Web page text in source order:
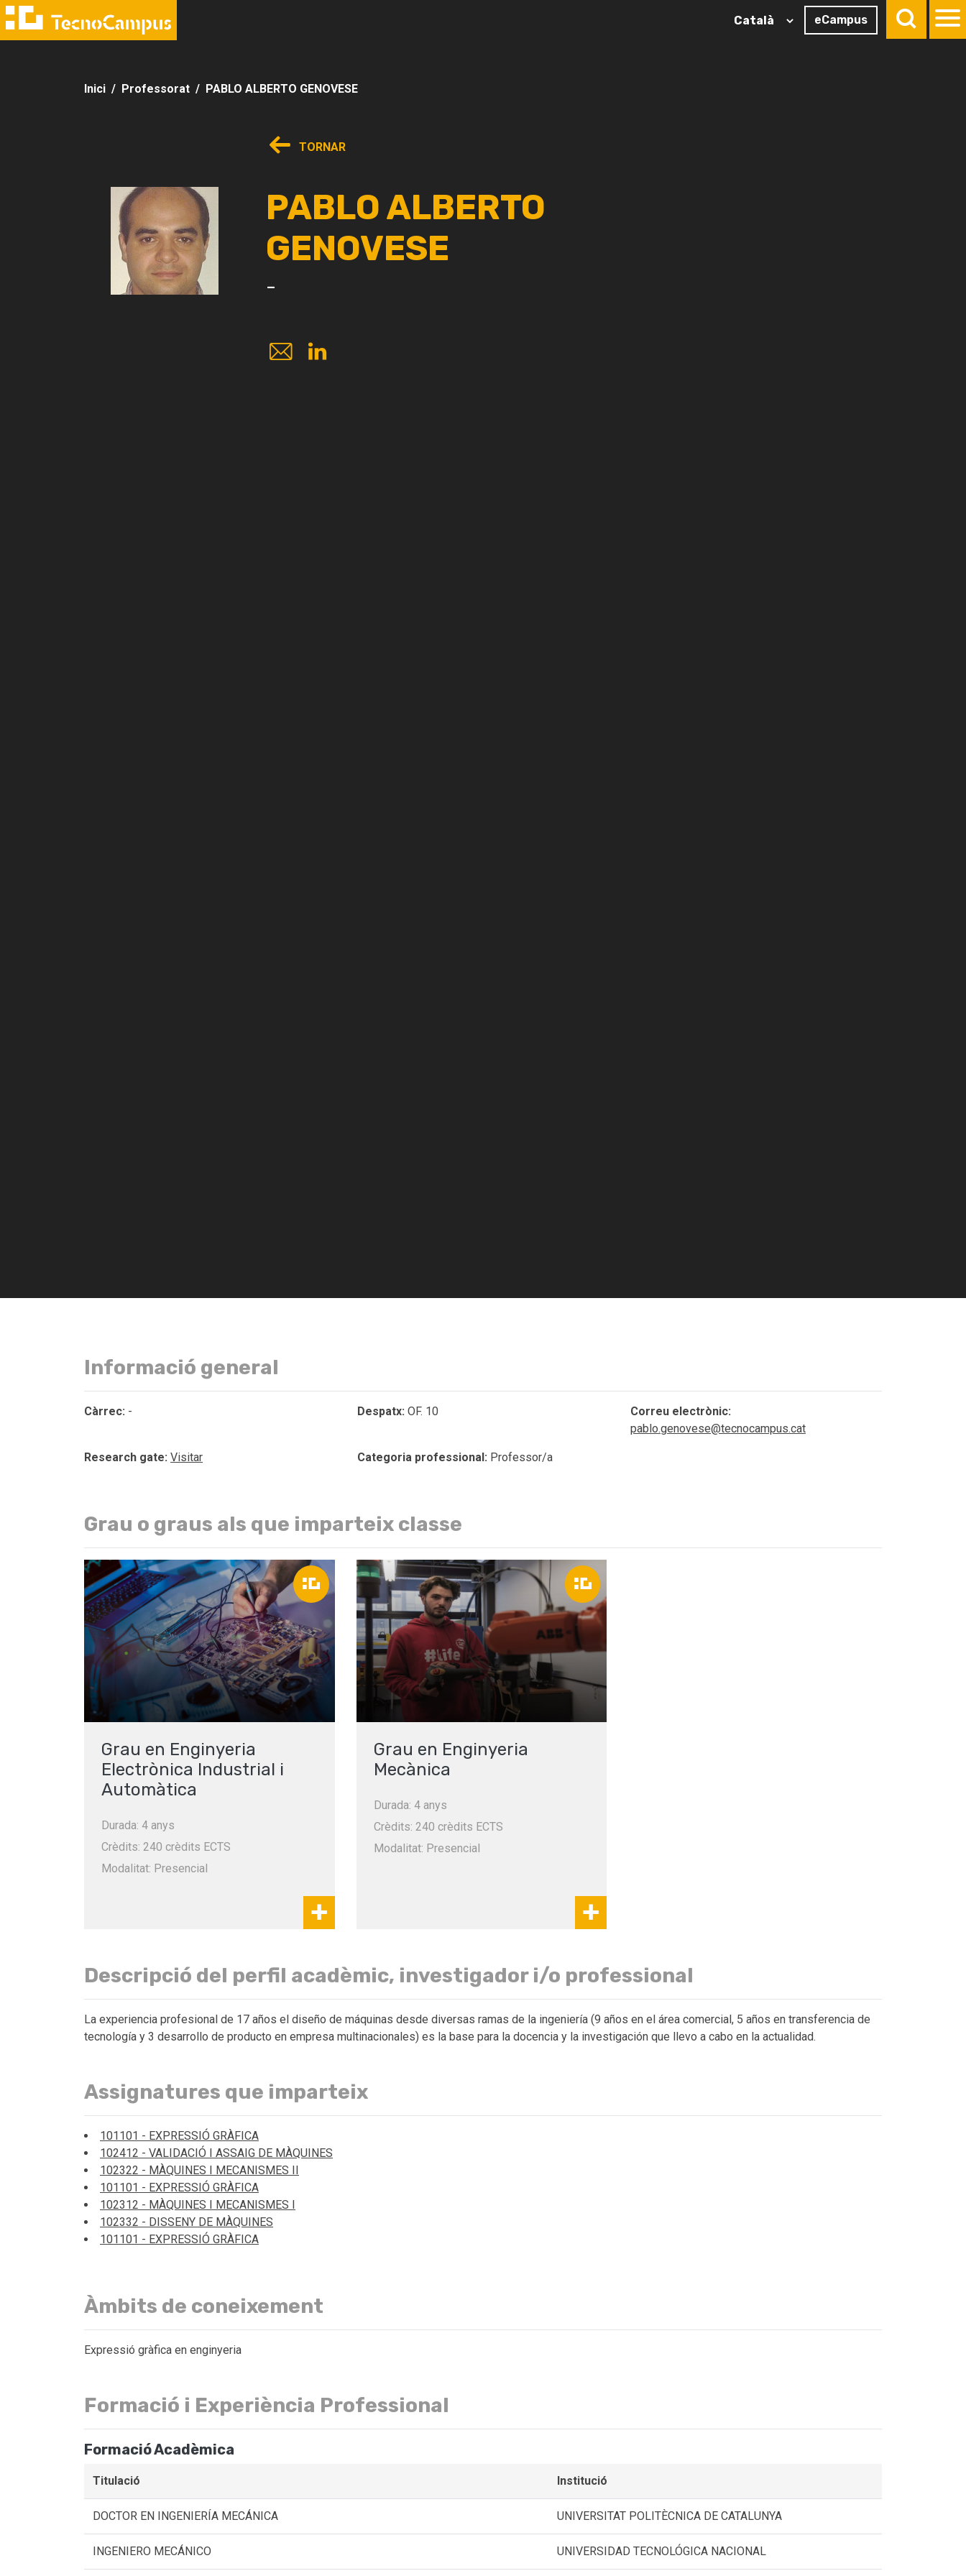
eCampus
Inici Professorat PABLO ALBERTO GENOVESE
TORNAR
PABLO ALBERTO
GENOVESE
-
Informació general
Càrrec: - Despatx: OF. 10
Correu electrònic:
pablo.genovese@tecnocampus.cat
Research gate: Visitar Categoria professional: Professor/a
Grau o graus als que imparteix classe
Grau en Enginyeria
Electrònica Industrial i
Automàtica
Durada: 4 anys
Crèdits: 240 crèdits ECTS
Modalitat: Presencial
Grau en Enginyeria
Mecànica
Durada: 4 anys
Crèdits: 240 crèdits ECTS
Modalitat: Presencial
Descripció del perfil acadèmic, investigador i/o professional
La experiencia profesional de 17 años el diseño de máquinas desde diversas ramas de la ingeniería (9 años en el área comercial, 5 años en transferencia de
tecnología y 3 desarrollo de producto en empresa multinacionales) es la base para la docencia y la investigación que llevo a cabo en la actualidad.
Assignatures que imparteix
101101 - EXPRESSIÓ GRÀFICA
102412 - VALIDACIÓ I ASSAIG DE MÀQUINES
102322 - MÀQUINES I MECANISMES II
101101 - EXPRESSIÓ GRÀFICA
102312 - MÀQUINES I MECANISMES I
102332 - DISSENY DE MÀQUINES
101101 - EXPRESSIÓ GRÀFICA
Àmbits de coneixement
Expressió gràfica en enginyeria
Formació i Experiència Professional
Formació Acadèmica
Titulació Institució
DOCTOR EN INGENIERÍA MECÁNICA UNIVERSITAT POLITÈCNICA DE CATALUNYA
INGENIERO MECÁNICO UNIVERSIDAD TECNOLÓGICA NACIONAL